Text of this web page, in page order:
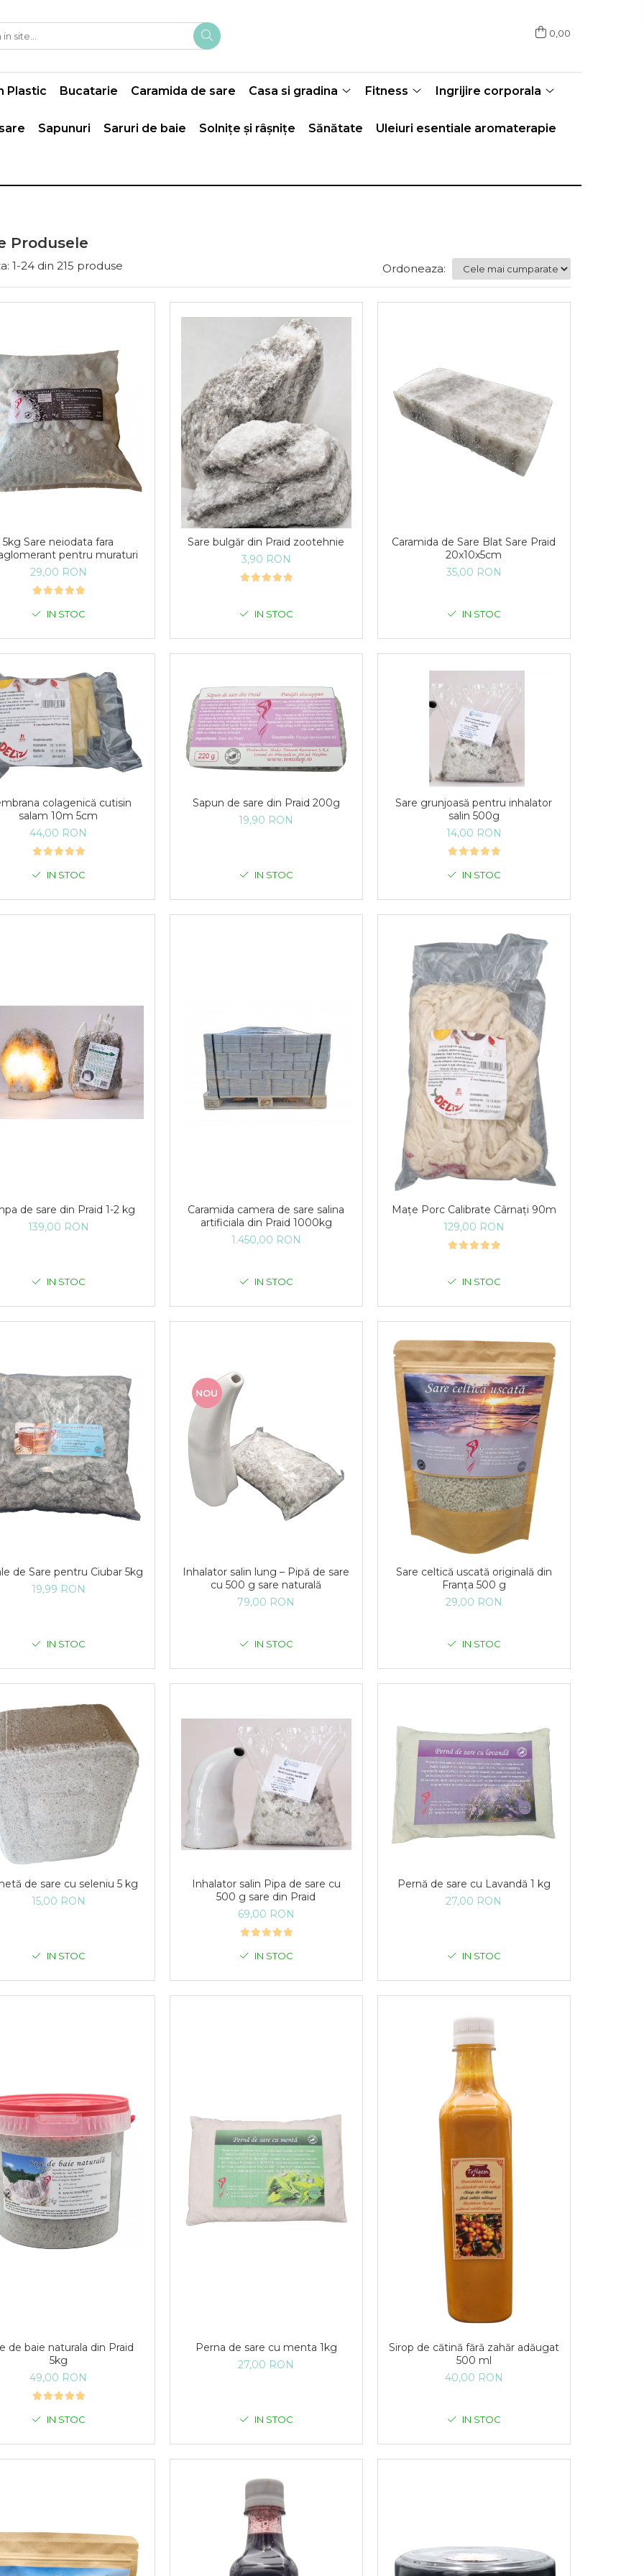
0,00
Plastic Bucatarie Caramida de sare Casa si gradina Fitness Ingrijire corporala
Sapunuri Saruri de baie Solnițe și râșnițe Sănătate Uleiuri esentiale aromaterapie
Produsele
1-24din 215 produse Ordoneaza:
5kg Sare neiodata fara
pentru muraturi
29,00 RON
IN STOC
Sare bulgăr din Praid zootehnie
3,90 RON
IN STOC
Caramida de Sare Blat Sare Praid
20x10x5cm
35,00 RON
IN STOC
colagenică cutisin
salam 10m 5cm
44,00 RON
IN STOC
Sapun de sare din Praid 200g
19,90 RON
IN STOC
Sare grunjoasă pentru inhalator
salin 500g
14,00 RON
IN STOC
de sare din Praid 1-2 kg
139,00 RON
IN STOC
Caramida camera de sare salina
artificiala din Praid 1000kg
1.450,00 RON
IN STOC
Mațe Porc Calibrate Cârnați 90m
129,00 RON
IN STOC
de Sare pentru Ciubar 5kg
19,99 RON
IN STOC
NOU
Inhalator salin lung – Pipă de sare
cu 500 g sare naturală
79,00 RON
IN STOC
Sare celtică uscată originală din
Franța 500 g
29,00 RON
IN STOC
de sare cu seleniu 5 kg
15,00 RON
IN STOC
Inhalator salin Pipa de sare cu
500 g sare din Praid
69,00 RON
IN STOC
Pernă de sare cu Lavandă 1 kg
27,00 RON
IN STOC
de baie naturala din Praid
5kg
49,00 RON
IN STOC
Perna de sare cu menta 1kg
27,00 RON
IN STOC
Sirop de cătină fără zahăr adăugat
500 ml
40,00 RON
IN STOC